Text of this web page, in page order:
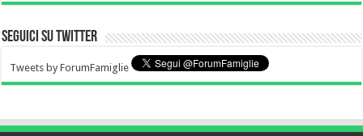
Seguici su Twitter
Tweets by ForumFamiglie